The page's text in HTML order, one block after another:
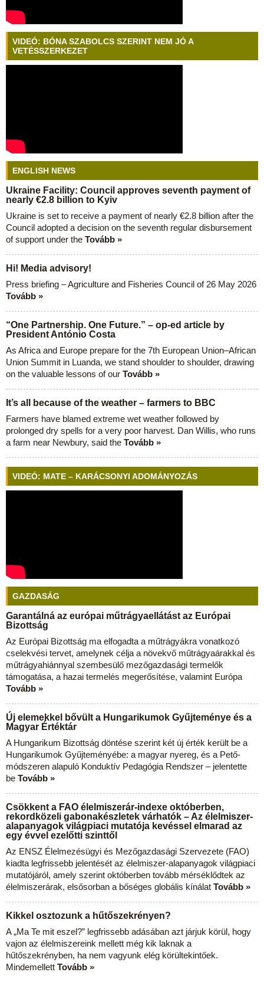
VIDEÓ: BÓNA SZABOLCS SZERINT NEM JÓ A
VETÉSSZERKEZET
ENGLISH NEWS
Ukraine Facility: Council approves seventh payment of
nearly €2.8 billion to Kyiv
Ukraine is set to receive a payment of nearly €2.8 billion after the
Council adopted a decision on the seventh regular disbursement
of support under the Tovább »
Hi! Media advisory!
Press briefing – Agriculture and Fisheries Council of 26 May 2026
Tovább »
“One Partnership. One Future.” – op-ed article by
President António Costa
As Africa and Europe prepare for the 7th European Union–African
Union Summit in Luanda, we stand shoulder to shoulder, drawing
on the valuable lessons of our Tovább »
It’s all because of the weather – farmers to BBC
Farmers have blamed extreme wet weather followed by
prolonged dry spells for a very poor harvest. Dan Willis, who runs
a farm near Newbury, said the Tovább »
VIDEÓ: MATE – KARÁCSONYI ADOMÁNYOZÁS
GAZDASÁG
Garantálná az európai műtrágyaellátást az Európai
Bizottság
Az Európai Bizottság ma elfogadta a műtrágyákra vonatkozó
cselekvési tervet, amelynek célja a növekvő műtrágyaárakkal és
műtrágyahiánnyal szembesülő mezőgazdasági termelők
támogatása, a hazai termelés megerősítése, valamint Európa
Tovább »
Új elemekkel bővült a Hungarikumok Gyűjteménye és a
Magyar Értéktár
A Hungarikum Bizottság döntése szerint két új érték került be a
Hungarikumok Gyűjteményébe: a magyar nyereg, és a Pető-
módszeren alapuló Konduktív Pedagógia Rendszer – jelentette
be Tovább »
Csökkent a FAO élelmiszerár-indexe októberben,
rekordközeli gabonakészletek várhatók – Az élelmiszer-
alapanyagok világpiaci mutatója kevéssel elmarad az
egy évvel ezelőtti szinttől
Az ENSZ Élelmezésügyi és Mezőgazdasági Szervezete (FAO)
kiadta legfrissebb jelentését az élelmiszer-alapanyagok világpiaci
mutatójáról, amely szerint októberben tovább mérséklődtek az
élelmiszerárak, elsősorban a bőséges globális kínálat Tovább »
Kikkel osztozunk a hűtőszekrényen?
A „Ma Te mit eszel?” legfrissebb adásában azt járjuk körül, hogy
vajon az élelmiszereink mellett még kik laknak a
hűtőszekrényben, ha nem vagyunk elég körültekintőek.
Mindemellett Tovább »